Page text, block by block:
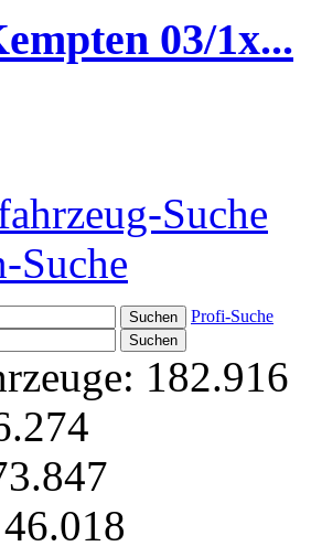
03/1x...
Suche
Suche
Profi-Suche
182.916
46.018